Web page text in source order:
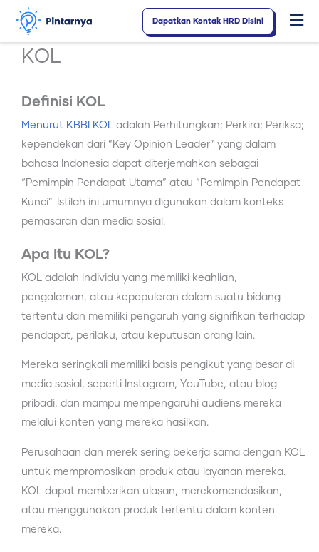
Lewati
konten
Dapatkan Kontak HRD Disini
KOL
Definisi KOL
Menurut KBBI KOL adalah Perhitungkan; Perkira; Periksa;
kependekan dari “Key Opinion Leader” yang dalam
bahasa Indonesia dapat diterjemahkan sebagai
“Pemimpin Pendapat Utama” atau “Pemimpin Pendapat
Kunci”. Istilah ini umumnya digunakan dalam konteks
pemasaran dan media sosial.
Apa Itu KOL?
KOL adalah individu yang memiliki keahlian,
pengalaman, atau kepopuleran dalam suatu bidang
tertentu dan memiliki pengaruh yang signifikan terhadap
pendapat, perilaku, atau keputusan orang lain.
Mereka seringkali memiliki basis pengikut yang besar di
media sosial, seperti Instagram, YouTube, atau blog
pribadi, dan mampu mempengaruhi audiens mereka
melalui konten yang mereka hasilkan.
Perusahaan dan merek sering bekerja sama dengan KOL
untuk mempromosikan produk atau layanan mereka.
KOL dapat memberikan ulasan, merekomendasikan,
atau menggunakan produk tertentu dalam konten
mereka.